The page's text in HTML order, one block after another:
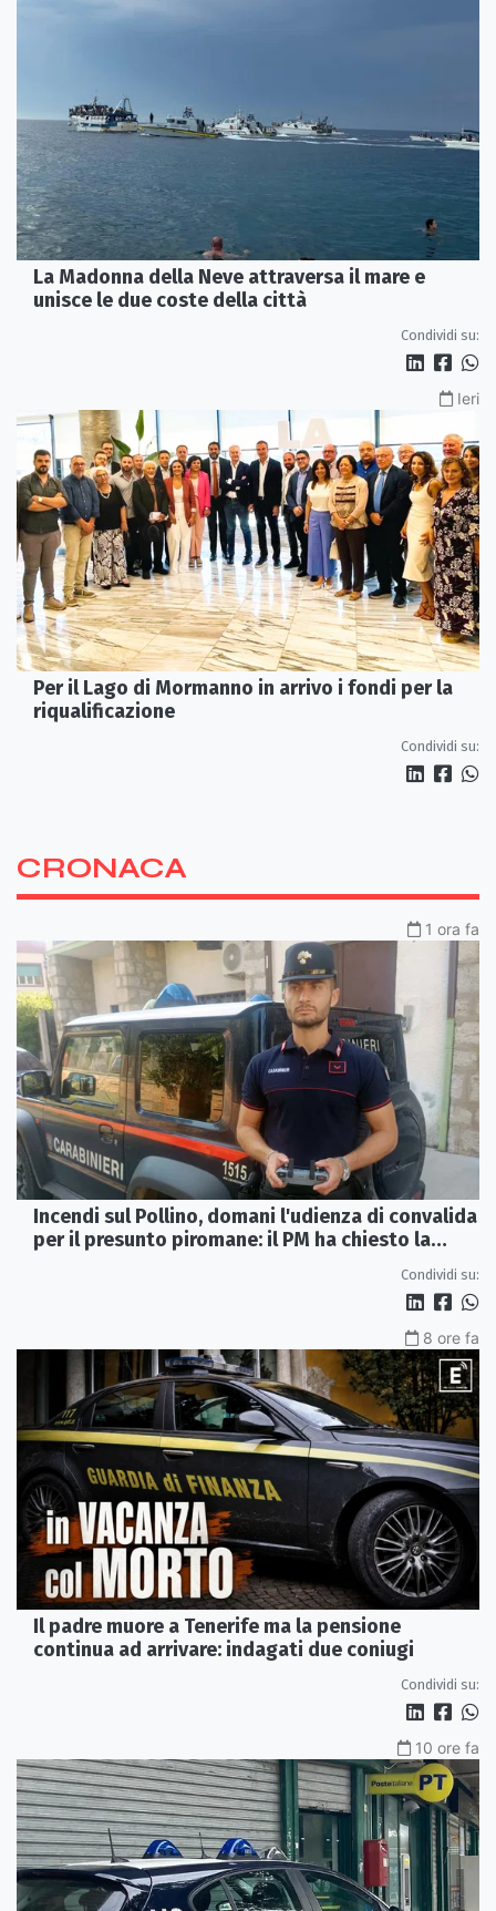
La Madonna della Neve attraversa il mare e
unisce le due coste della città
Condividi su:
Ieri
Per il Lago di Mormanno in arrivo i fondi per la
riqualificazione
Condividi su:
CRONACA
1 ora fa
Incendi sul Pollino, domani l'udienza di convalida
per il presunto piromane: il PM ha chiesto la
Condividi su:
8 ore fa
Il padre muore a Tenerife ma la pensione
continua ad arrivare: indagati due coniugi
Condividi su:
10 ore fa